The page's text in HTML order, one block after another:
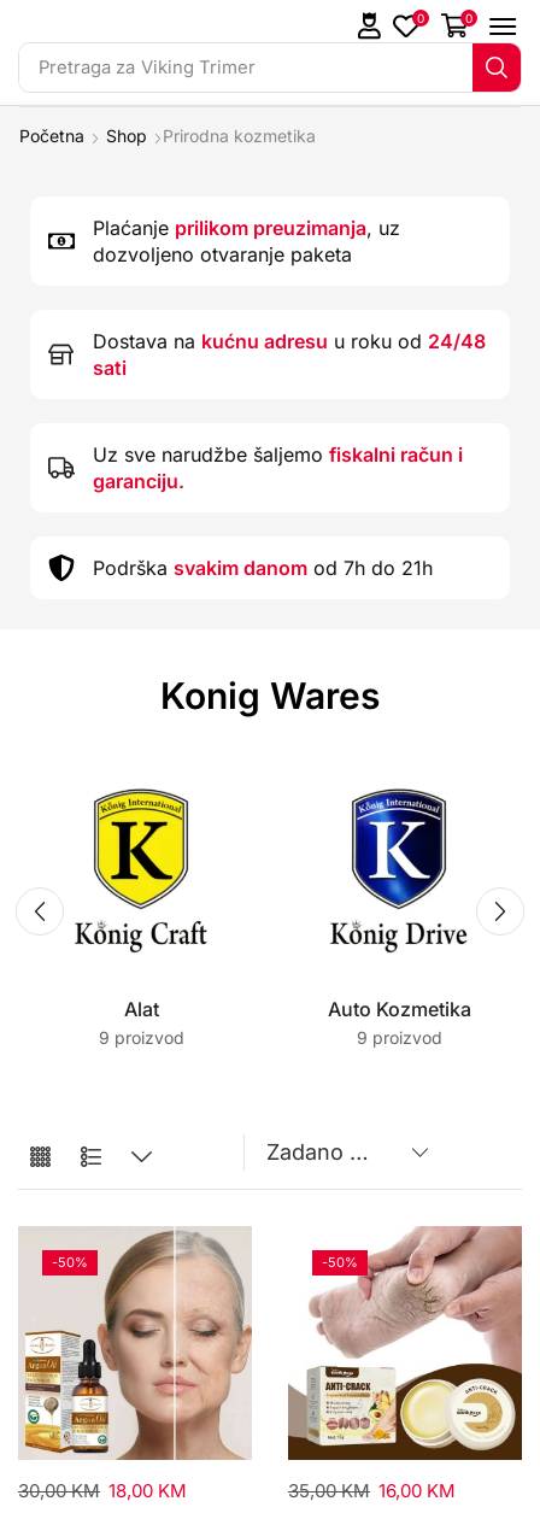
Pretraga za Viking Trimer
0 0
Početna Shop Prirodna kozmetika
Plaćanje prilikom preuzimanja, uz
dozvoljeno otvaranje paketa
Dostava na kućnu adresu u roku od 24/48
sati
Uz sve narudžbe šaljemo fiskalni račun i
garanciju.
Podrška svakim danom od 7h do 21h
Konig Wares
Alat
9 proizvod
Auto Kozmetika
9 proizvod
-50%
30,00KM 18,00 KM
-50%
35,00KM 16,00 KM